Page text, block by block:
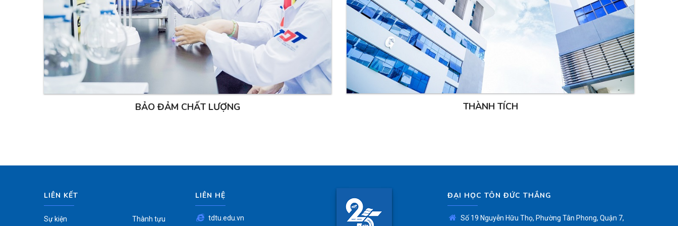
BẢO ĐẢM CHẤT LƯỢNG THÀNH TÍCH
LIÊN KẾT
Sự kiện Thành tựu
LIÊN HỆ
tdtu.edu.vn
ĐẠI HỌC TÔN ĐỨC THẮNG
Số 19 Nguyễn Hữu Thọ, Phường Tân Phong, Quận 7,